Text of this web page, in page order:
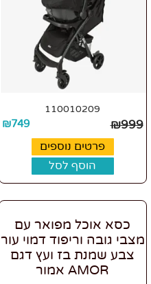
110010209
₪999
₪749
פרטים נוספים
הוסף לסל
כסא אוכל מפואר עם
מצבי גובה וריפוד דמוי עור
צבע שמנת בז ועץ דגם
AMOR אמור